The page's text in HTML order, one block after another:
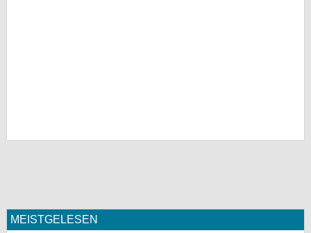
MEISTGELESEN